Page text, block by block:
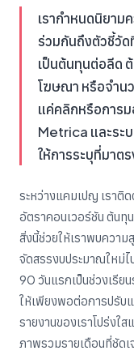
เรากำหนดนิยาม
ร่วมกันถึงตัวชี้วั
เป็นต้นทุนต่อลีด
โฆษณา หรือจำน
แค่คลิกหรือการ
Metrica และระ
ให้การระบุที่มาต
ระหว่างแคมเปญ เราติ
อัตราคอนเวอร์ชัน ต้น
สิ่งนี้ช่วยให้เราพบความ
จัดสรรงบประมาณใหม่ไ
90 วันแรกเป็นช่วงเรีย
ให้เพียงพอต่อการปรับ
รายงานของเราโปร่งใ
ภาพรวมรายเดือนที่ชัดเ